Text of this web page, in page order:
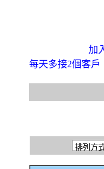
加
每天多接2個客戶